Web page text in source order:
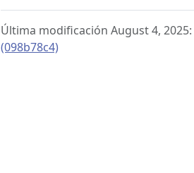
Última modificación August 4, 2025:
(098b78c4)